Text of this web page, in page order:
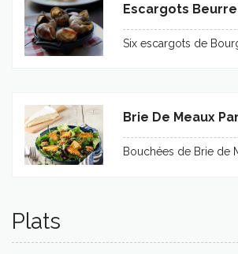
Escargots
Six escargots de
Brie De Meaux
Bouchées de Brie de
Plats